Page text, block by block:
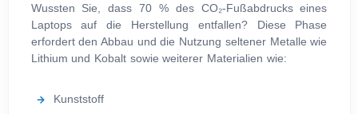
Wussten Sie, dass 70 % des CO₂-Fußabdrucks eines
Laptops auf die Herstellung entfallen? Diese Phase
erfordert den Abbau und die Nutzung seltener Metalle wie
Lithium und Kobalt sowie weiterer Materialien wie:
Kunststoff